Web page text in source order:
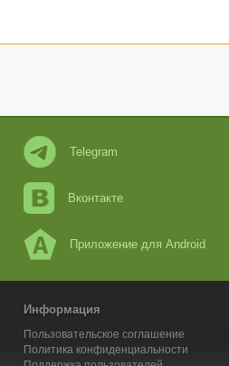
Telegram
Вконтакте
Приложение для Android
Информация
Пользовательское соглашение
Политика конфиденциальности